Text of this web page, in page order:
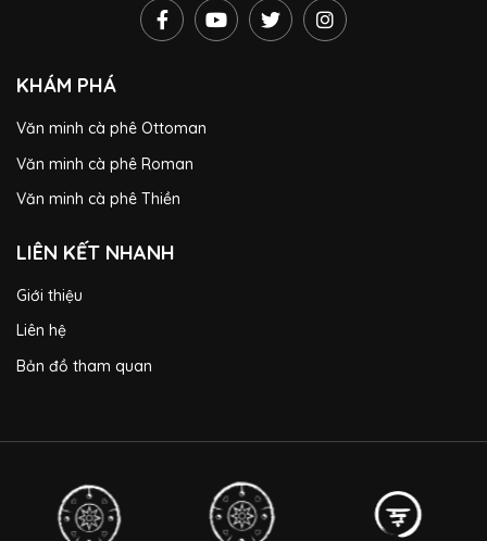
KHÁM PHÁ
Văn minh cà phê Ottoman
Văn minh cà phê Roman
Văn minh cà phê Thiền
LIÊN KẾT NHANH
Giới thiệu
Liên hệ
Bản đồ tham quan